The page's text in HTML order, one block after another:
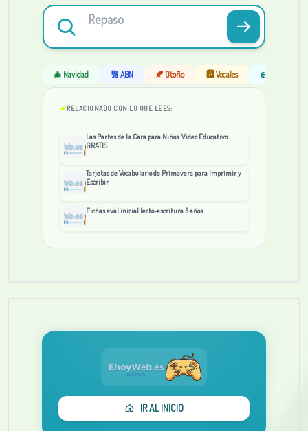
🎄 Navidad 🔢 ABN 🍂 Otoño 🅰️ Vocales ❄️ Invierno
RELACIONADO CON LO QUE LEES:
Las Partes de la Cara para Niños: Video Educativo
GRATIS
Tarjetas de Vocabulario de Primavera para Imprimir y
Escribir
Fichas eval inicial lecto-escritura 5 años
IR AL INICIO